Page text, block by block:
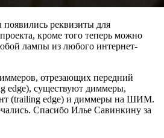
появились реквизиты для
кроме того теперь можно
лампы из любого интернет-
отрезающих передний
edge), существуют диммеры,
(trailing edge) и диммеры на ШИМ.
Спасибо Илье Савинкину за